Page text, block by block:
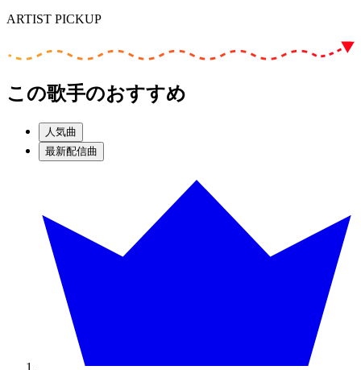
ARTIST PICKUP
この歌手のおすすめ
人気曲
最新配信曲